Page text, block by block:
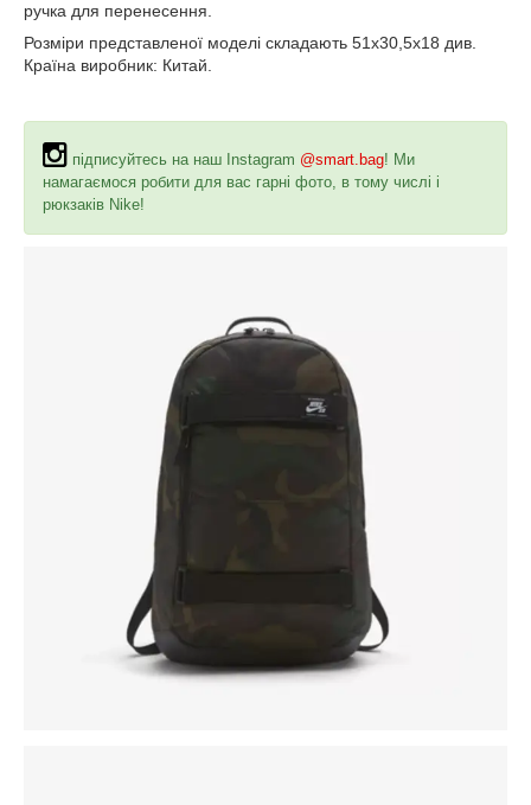
ручка для перенесення.
Розміри представленої моделі складають 51х30,5х18 див.
Країна виробник: Китай.
підписуйтесь на наш Instagram @smart.bag! Ми
намагаємося робити для вас гарні фото, в тому числі і
рюкзаків Nike!